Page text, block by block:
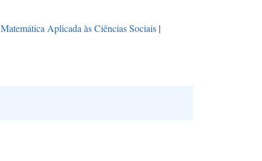
Matemática Aplicada às Ciências Sociais |